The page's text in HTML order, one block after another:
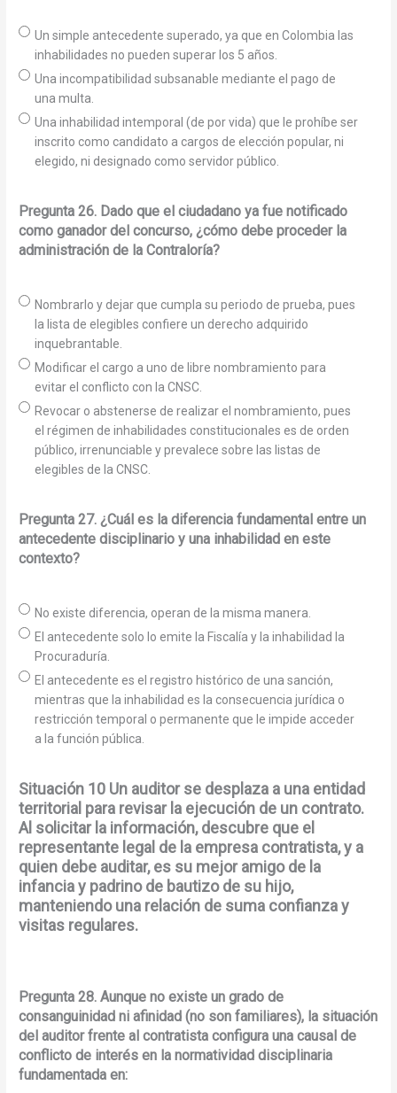
Un simple antecedente superado, ya que en Colombia las
inhabilidades no pueden superar los 5 años.
Una incompatibilidad subsanable mediante el pago de
una multa.
Una inhabilidad intemporal (de por vida) que le prohíbe ser
inscrito como candidato a cargos de elección popular, ni
elegido, ni designado como servidor público.
Pregunta 26. Dado que el ciudadano ya fue notificado
como ganador del concurso, ¿cómo debe proceder la
administración de la Contraloría?
Nombrarlo y dejar que cumpla su periodo de prueba, pues
la lista de elegibles confiere un derecho adquirido
inquebrantable.
Modificar el cargo a uno de libre nombramiento para
evitar el conflicto con la CNSC.
Revocar o abstenerse de realizar el nombramiento, pues
el régimen de inhabilidades constitucionales es de orden
público, irrenunciable y prevalece sobre las listas de
elegibles de la CNSC.
Pregunta 27. ¿Cuál es la diferencia fundamental entre un
antecedente disciplinario y una inhabilidad en este
contexto?
No existe diferencia, operan de la misma manera.
El antecedente solo lo emite la Fiscalía y la inhabilidad la
Procuraduría.
El antecedente es el registro histórico de una sanción,
mientras que la inhabilidad es la consecuencia jurídica o
restricción temporal o permanente que le impide acceder
a la función pública.
Situación 10 Un auditor se desplaza a una entidad
territorial para revisar la ejecución de un contrato.
Al solicitar la información, descubre que el
representante legal de la empresa contratista, y a
quien debe auditar, es su mejor amigo de la
infancia y padrino de bautizo de su hijo,
manteniendo una relación de suma confianza y
visitas regulares.
Pregunta 28. Aunque no existe un grado de
consanguinidad ni afinidad (no son familiares), la situación
del auditor frente al contratista configura una causal de
conflicto de interés en la normatividad disciplinaria
fundamentada en: